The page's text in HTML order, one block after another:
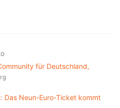
für Deutschland,
Das Neun-Euro-Ticket kommt